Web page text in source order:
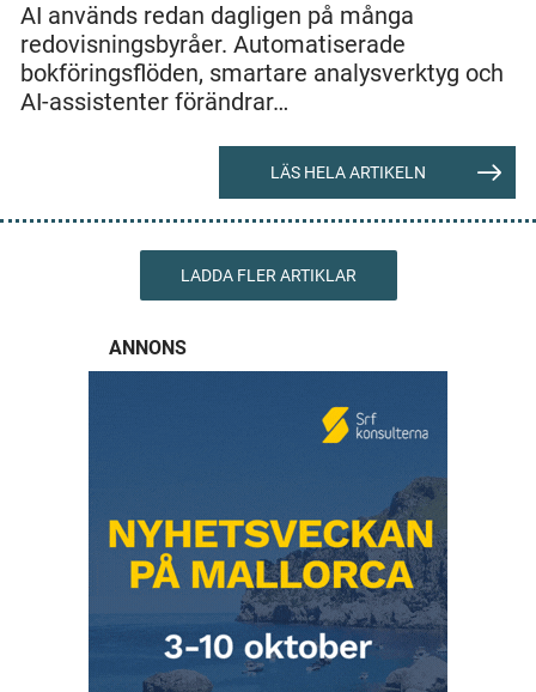
AI används redan dagligen på många
redovisningsbyråer. Automatiserade
bokföringsflöden, smartare analysverktyg och
AI-assistenter förändrar…
LÄS HELA ARTIKELN
LADDA FLER ARTIKLAR
ANNONS